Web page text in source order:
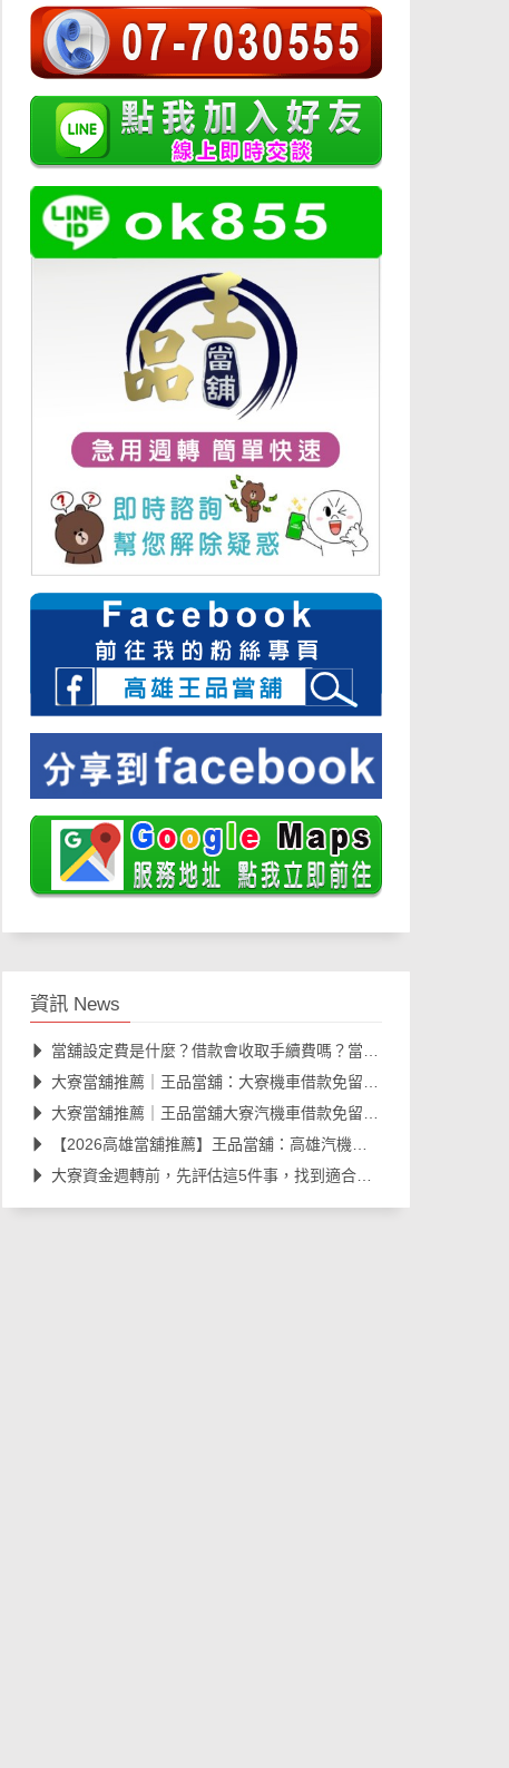
資訊 News
當舖設定費是什麼？借款會收取手續費嗎？當舖借款費用與規範一次看懂
大寮當舖推薦｜王品當舖：大寮機車借款免留車、汽車融資合法快速撥款
大寮當舖推薦｜王品當舖大寮汽機車借款免留車，工業區朋友最放心選擇
【2026高雄當舖推薦】王品當舖：高雄汽機車借款免留車、線上安全諮詢、資金周轉大
大寮資金週轉前，先評估這5件事，找到適合自己的借款方式